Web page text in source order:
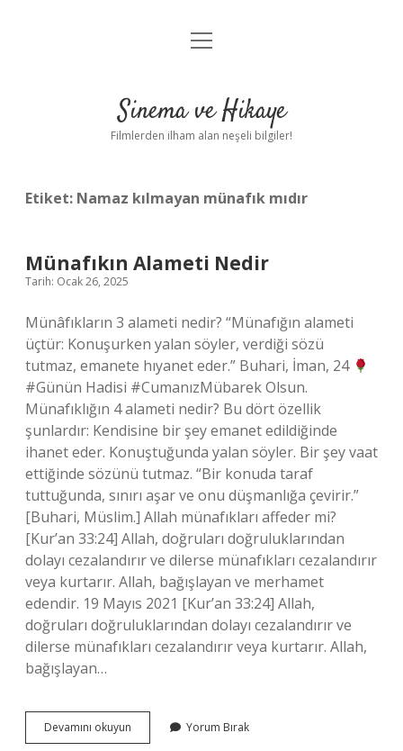
Gizlilik Politikası
Yasal Uyarı
menüyü
Sinema ve Hikaye
Filmlerden ilham alan neşeli bilgiler!
Etiket: Namaz kılmayan münafık mıdır
Münafıkın Alameti Nedir
Tarih: Ocak 26, 2025
Münâfıkların 3 alameti nedir? “Münafığın alameti
üçtür: Konuşurken yalan söyler, verdiği sözü
tutmaz, emanete hıyanet eder.” Buhari, İman, 24
#Günün Hadisi #CumanızMübarek Olsun.
Münafıklığın 4 alameti nedir? Bu dört özellik
şunlardır: Kendisine bir şey emanet edildiğinde
ihanet eder. Konuştuğunda yalan söyler. Bir şey vaat
ettiğinde sözünü tutmaz. “Bir konuda taraf
tuttuğunda, sınırı aşar ve onu düşmanlığa çevirir.”
[Buhari, Müslim.] Allah münafıkları affeder mi?
[Kur’an 33:24] Allah, doğruları doğruluklarından
dolayı cezalandırır ve dilerse münafıkları cezalandırır
veya kurtarır. Allah, bağışlayan ve merhamet
edendir. 19 Mayıs 2021 [Kur’an 33:24] Allah,
doğruları doğruluklarından dolayı cezalandırır ve
dilerse münafıkları cezalandırır veya kurtarır. Allah,
bağışlayan…
Devamını okuyun Münafıkın
Alameti
Yorum Bırak